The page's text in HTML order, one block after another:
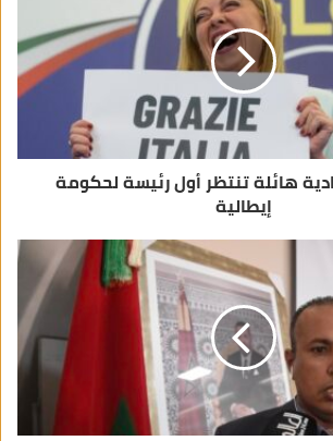
هائلة تنتظر أول رئيسة لحكومة
إيطالية